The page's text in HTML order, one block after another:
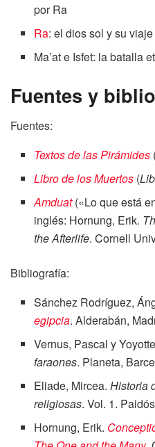
por Ra
Ra: el dios sol y su
Ma’at e Isfet: la batalla
Fuentes y
Fuentes:
Textos de las Pirámides
Libro de los Muertos (
Amduat(«Lo que está
inglés: Hornung, Erik.
the Afterlife. Cornell
Bibliografía:
Sánchez Rodríguez,
egipcia. Alderabán,
Vernus, Pascal y
faraones. Planeta,
Eliade, Mircea.Historia
religiosas. Vol. 1.
Hornung, Erik.